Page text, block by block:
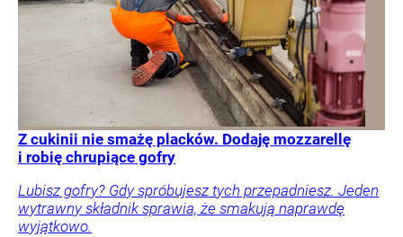
Z cukinii nie smażę placków. Dodaję mozzarellę
i robię chrupiące gofry
Lubisz gofry? Gdy spróbujesz tych przepadniesz. Jeden
wytrawny składnik sprawia, że smakują naprawdę
wyjątkowo.